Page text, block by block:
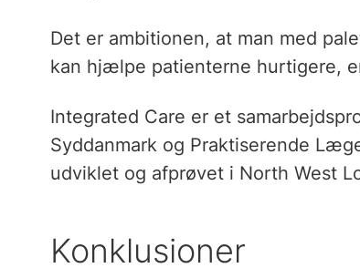
Det er ambitionen, at man med
kan hjælpe patienterne hurtigere,
Integrated Care er et
Syddanmark og Praktiserende
udviklet og afprøvet i North West
Konklusioner